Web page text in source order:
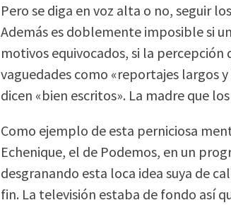
Pero se diga en voz alta o no, seguir
Además es doblemente imposible si
motivos equivocados, si la
vaguedades como «reportajes largos
dicen «bien escritos». La madre que
Como ejemplo de esta perniciosa
Echenique, el de Podemos, en un
desgranando esta loca idea suya de
fin. La televisión estaba de fondo así